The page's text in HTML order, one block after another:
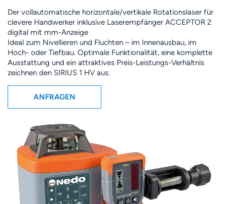
Der vollautomatische horizontale/vertikale Rotationslaser für
clevere Handwerker inklusive Laserempfänger ACCEPTOR 2
digital mit mm-Anzeige
Ideal zum Nivellieren und Fluchten – im Innenausbau, im
Hoch- oder Tiefbau. Optimale Funktionalität, eine komplette
Ausstattung und ein attraktives Preis-Leistungs-Verhältnis
zeichnen den SIRIUS 1 HV aus.